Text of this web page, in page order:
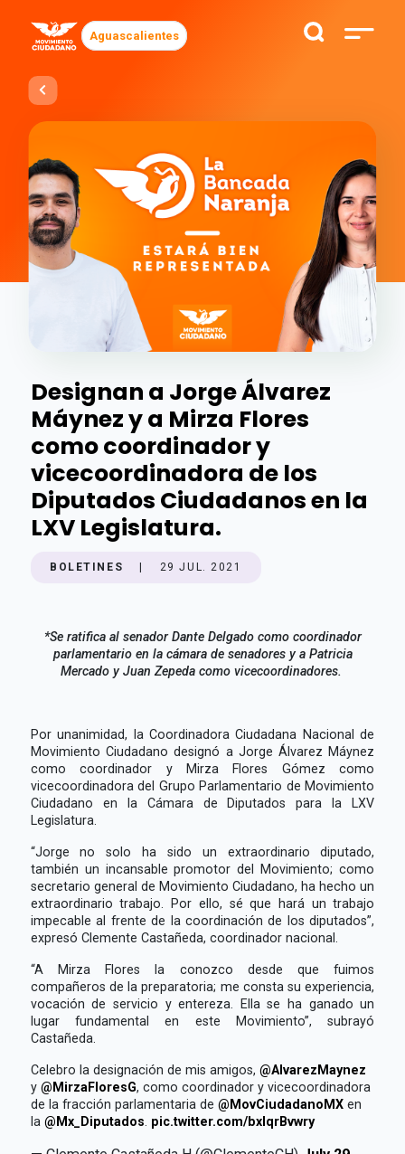
Aguascalientes
Designan a Jorge Álvarez
Máynez y a Mirza Flores
como coordinador y
vicecoordinadora de los
Diputados Ciudadanos en la
LXV Legislatura.
BOLETINES 29 JUL. 2021
*Se ratifica al senador Dante Delgado como coordinador
parlamentario en la cámara de senadores y a Patricia
Mercado y Juan Zepeda como vicecoordinadores.
Por unanimidad, la Coordinadora Ciudadana Nacional de
Movimiento Ciudadano designó a Jorge Álvarez Máynez
como coordinador y Mirza Flores Gómez como
vicecoordinadora del Grupo Parlamentario de Movimiento
Ciudadano en la Cámara de Diputados para la LXV
Legislatura.
“Jorge no solo ha sido un extraordinario diputado,
también un incansable promotor del Movimiento; como
secretario general de Movimiento Ciudadano, ha hecho un
extraordinario trabajo. Por ello, sé que hará un trabajo
impecable al frente de la coordinación de los diputados”,
expresó Clemente Castañeda, coordinador nacional.
“A Mirza Flores la conozco desde que fuimos
compañeros de la preparatoria; me consta su experiencia,
vocación de servicio y entereza. Ella se ha ganado un
lugar fundamental en este Movimiento”, subrayó
Castañeda.
Celebro la designación de mis amigos, @AlvarezMaynez
y @MirzaFloresG, como coordinador y vicecoordinadora
de la fracción parlamentaria de @MovCiudadanoMXen
la @Mx_Diputados pic.twitter.com/bxlqrBvwry